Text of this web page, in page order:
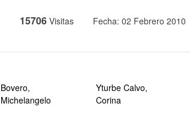
15706 Visitas Fecha: 02 Febrero 2010
Bovero,
Michelangelo
Yturbe Calvo,
Corina